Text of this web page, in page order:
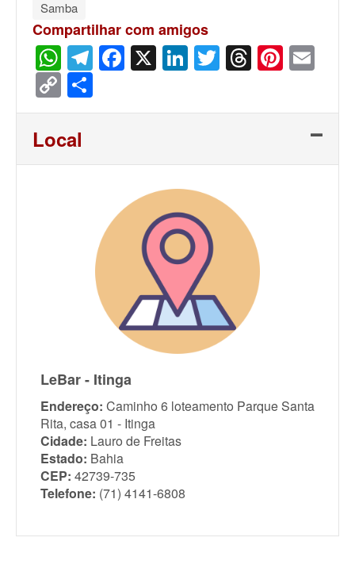
Samba
Compartilhar com amigos
WhatsApp
Telegram
Facebook
X LinkedIn
Twitter
Threads
Copy
Link
Local
LeBar - Itinga
Endereço: Caminho 6 loteamento Parque Santa
Rita, casa 01 - Itinga
Cidade: Lauro de Freitas
Estado: Bahia
CEP: 42739-735
Telefone: (71) 4141-6808